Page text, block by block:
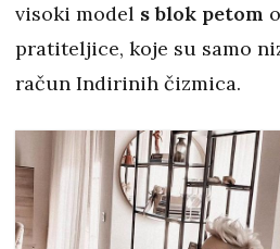
visoki model s blok petom
pratiteljice, koje su samo
račun Indirinih čizmica.